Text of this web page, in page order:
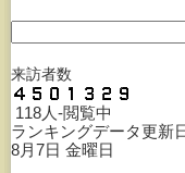
来訪者数
118人-閲覧中
ランキングデータ更新
8月7日 金曜日